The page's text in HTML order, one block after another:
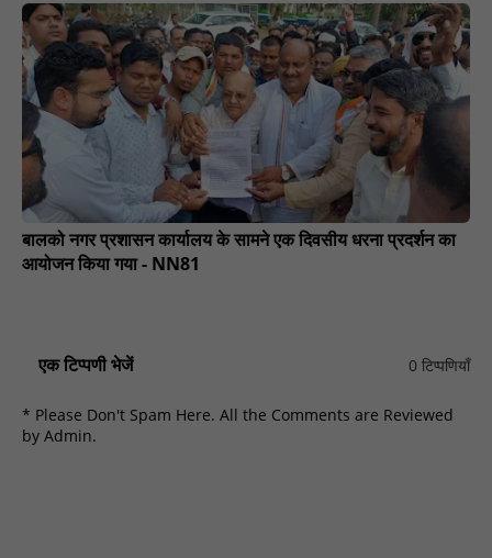
बालको नगर प्रशासन कार्यालय के सामने एक दिवसीय धरना प्रदर्शन का
आयोजन किया गया - NN81
एक टिप्पणी भेजें 0 टिप्पणियाँ
* Please Don't Spam Here. All the Comments are Reviewed
by Admin.